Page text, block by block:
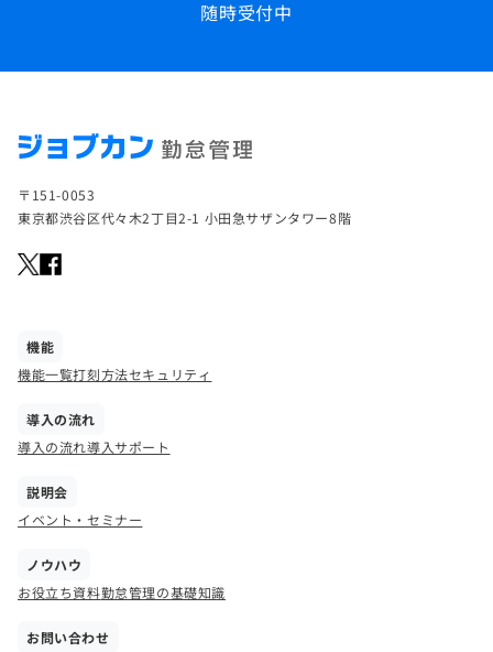
随時受付中
〒151-0053
東京都渋谷区代々木2丁目2-1 小田急サザンタワー8階
機能
機能一覧打刻方法セキュリティ
導入の流れ
導入の流れ導入サポート
説明会
イベント・セミナー
ノウハウ
お役立ち資料勤怠管理の基礎知識
お問い合わせ